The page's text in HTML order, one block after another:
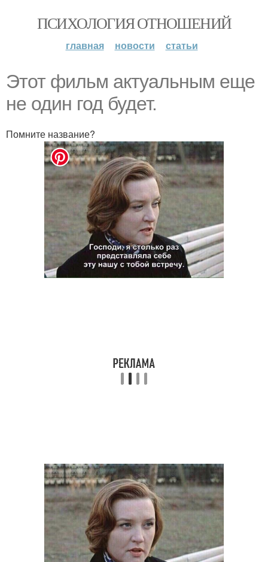
ПСИХОЛОГИЯ ОТНОШЕНИЙ
главная новости статьи
Этот фильм актуальным еще
не один год будет.
Помните название?